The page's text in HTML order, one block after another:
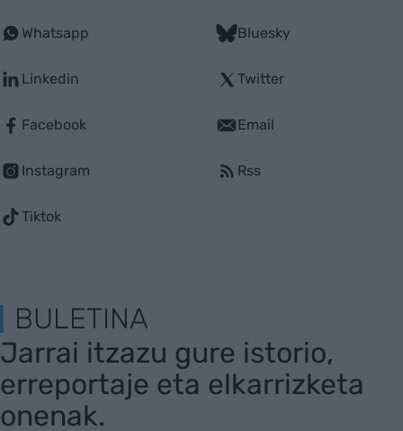
Whatsapp
Linkedin
Facebook
Instagram
Tiktok
Bluesky
Twitter
Email
Rss
BULETINA
Jarrai itzazu gure istorio,
erreportaje eta elkarrizketa
onenak.